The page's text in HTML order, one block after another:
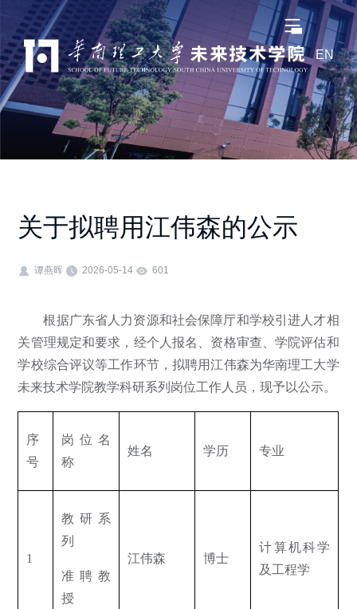
EN
关于拟聘用江伟森的公示
谭燕晖 2026-05-14 601
根据广东省人力资源和社会保障厅和学校引进人才相
关管理规定和要求，经个人报名、资格审查、学院评估和
学校综合评议等工作环节，拟聘用江伟森为华南理工大学
未来技术学院教学科研系列岗位工作人员，现予以公示。
序
号
岗位名
称
姓名 学历 专业
1
教研系
列
准聘教
授
江伟森 博士
计算机科学
及工程学